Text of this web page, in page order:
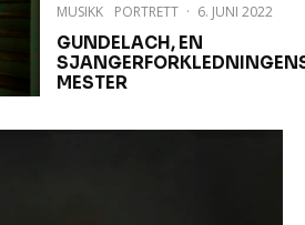
MUSIKK
PORTRETT · 6. JUNI 2022
GUNDELACH, EN
MESTER